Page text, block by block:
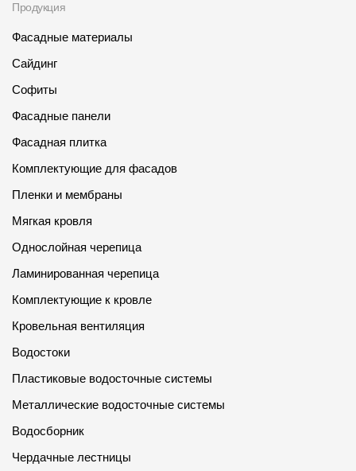
Продукция
Фасадные материалы
Сайдинг
Софиты
Фасадные панели
Фасадная плитка
Комплектующие для фасадов
Пленки и мембраны
Мягкая кровля
Однослойная черепица
Ламинированная черепица
Комплектующие к кровле
Кровельная вентиляция
Водостоки
Пластиковые водосточные системы
Металлические водосточные системы
Водосборник
Чердачные лестницы